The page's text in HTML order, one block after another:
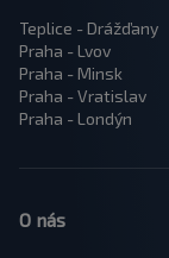
Teplice - Drážďany
Praha - Lvov
Praha - Minsk
Praha - Vratislav
Praha - Londýn
O nás